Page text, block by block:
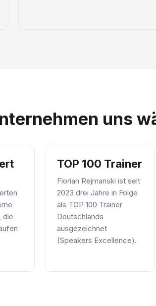
uns
die
TOP 100 Trainer
Florian Rejmanski ist seit
2023 drei Jahre in Folge
als TOP 100 Trainer
Deutschlands
ausgezeichnet
(Speakers Excellence).